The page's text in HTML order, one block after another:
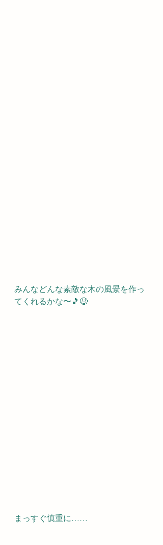
みんなどんな素敵な木の風景を作っ
てくれるかな〜🎵😆
まっすぐ慎重に……